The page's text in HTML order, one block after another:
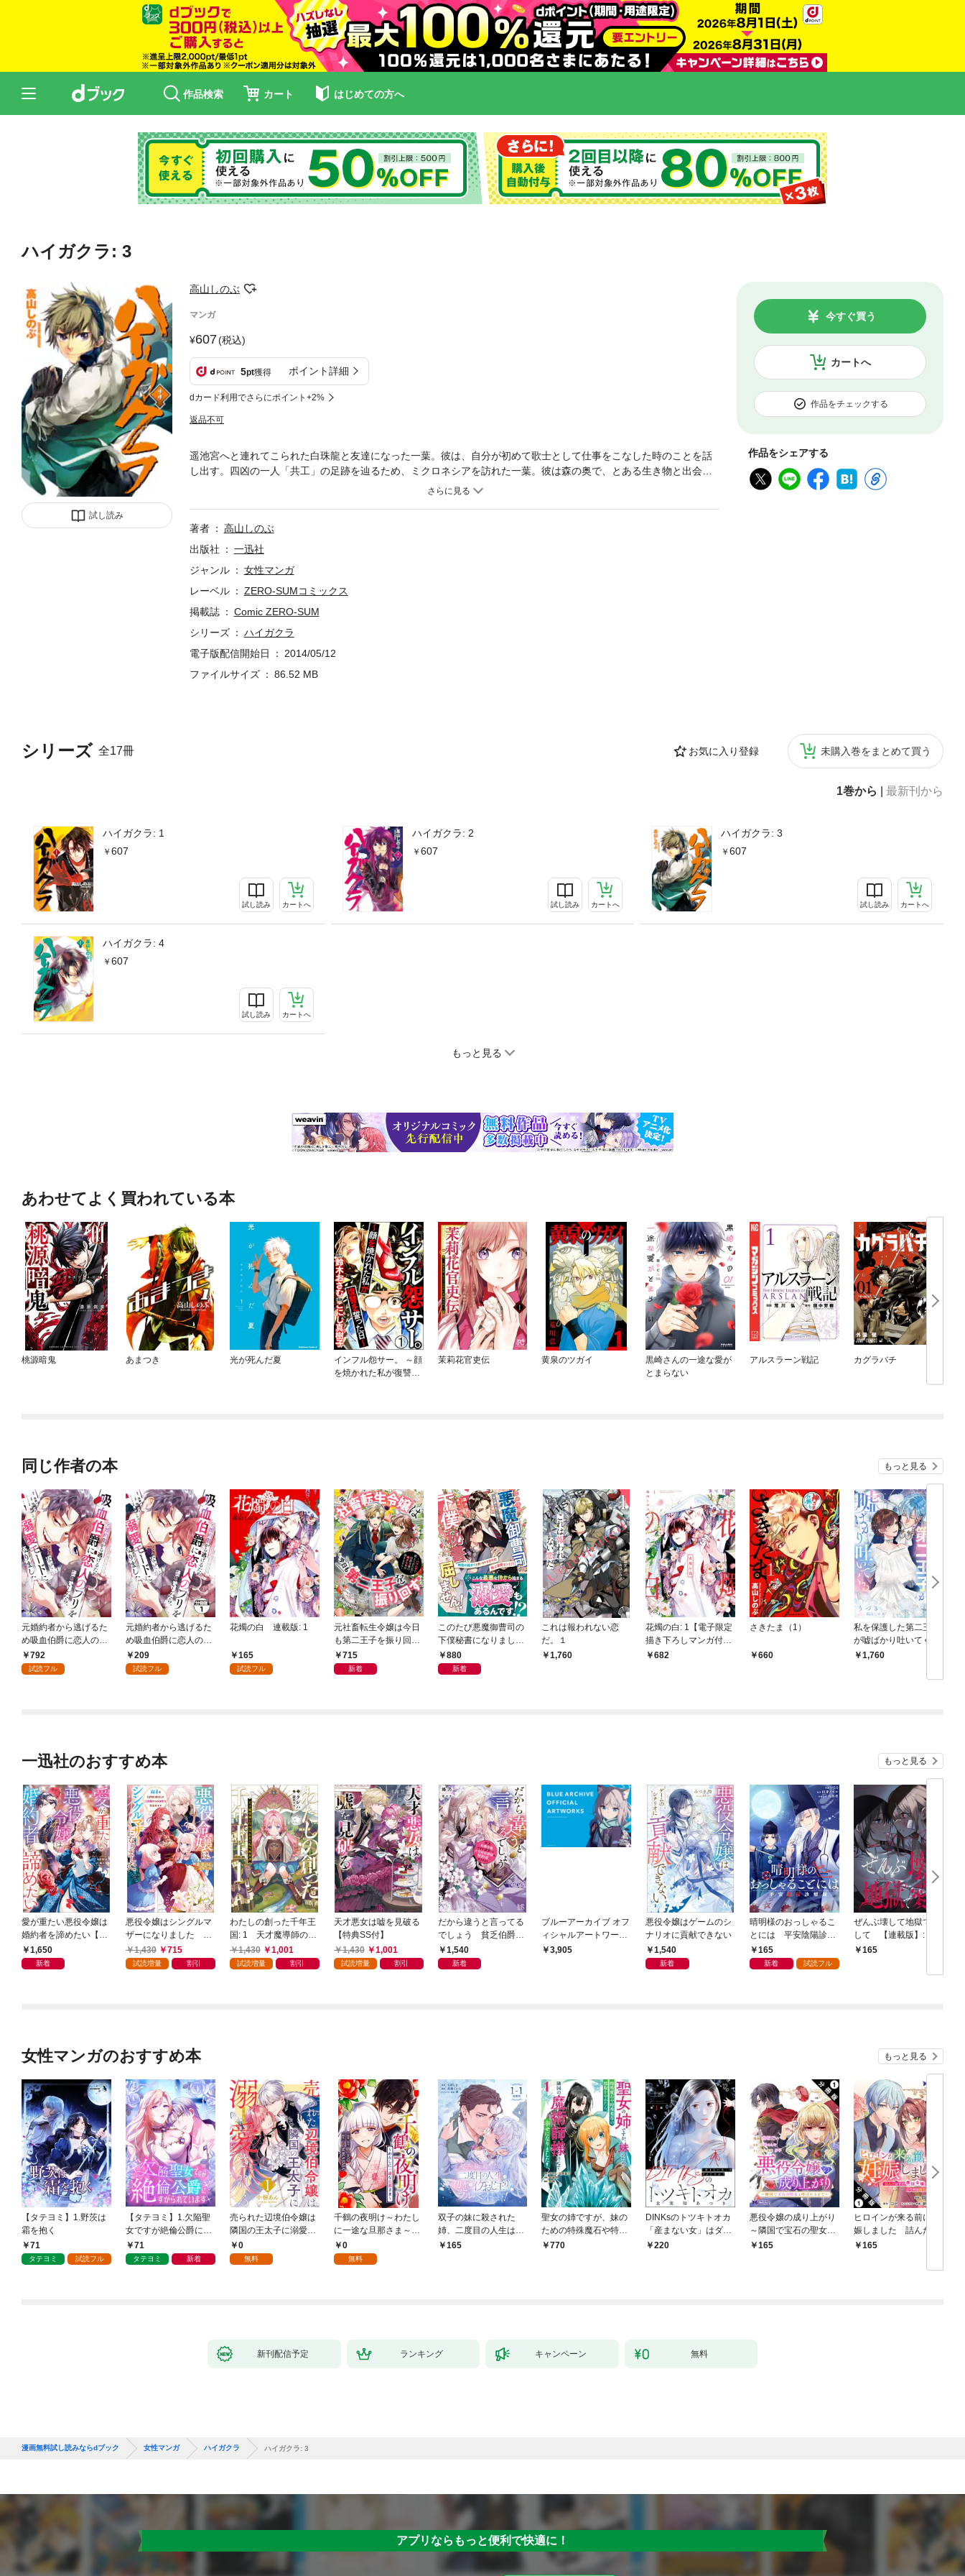
作品検索 カート はじめての方へ
ハイガクラ: 3
試し読み
高山しのぶ
マンガ
607(税込)
5pt獲得 ポイント詳細
dカード利用でさらにポイント+2%
返品不可
カートへ
今すぐ買う
作品をチェックする
作品をシェアする
シリーズ 全17冊 お気に入り登録 未購入巻をまとめて買う
1巻から 最新刊から
ハイガクラ: 1
607
試し読み カートへ
ハイガクラ: 2
607
試し読み カートへ
ハイガクラ: 3
607
試し読み カートへ
ハイガクラ: 4
607
試し読み カートへ
もっと見る
遥池宮へと連れてこられた白珠龍と友達になった一葉。彼は、自分が初めて歌士として仕事をこなした時のことを話
し出す。四凶の一人「共工」の足跡を辿るため、ミクロネシアを訪れた一葉。彼は森の奥で、とある生き物と出会
著者
高山しのぶ
出版社
一迅社
ジャンル
女性マンガ
レーベル
ZERO-SUMコミックス
掲載誌
Comic ZERO-SUM
シリーズ
ハイガクラ
電子版配信開始日
2014/05/12
ファイルサイズ
86.52 MB
あわせてよく買われている本
桃源暗鬼 あまつき 光が死んだ夏
インフル怨サー。 ～顔
を焼かれた私が復讐を
茉莉花官吏伝 黄泉のツガイ
黒崎さんの一途な愛が
とまらない
アルスラーン戦記 カグラバチ
同じ作者の本 もっと見る
元婚約者から逃げるた
め吸血伯爵に恋人のフ
リをお願いしたら、な
ぜか溺愛モードになり
792
試読フル
元婚約者から逃げるた
め吸血伯爵に恋人のフ
リをお願いしたら、な
ぜか溺愛モードになり
209
試読フル
花燭の白 連載版: 1
165
試読フル
元社畜転生令嬢は今日
も第二王子を振り回す
～パワハラで鍛えられ
た私に、侯爵令嬢の嫌
715
新着
このたび悪魔御曹司の
下僕秘書になりました
が屈しません！～地獄
のはじまりと思いきや
880
新着
これは報われない恋
だ。１
1,760
花燭の白: 1【電子限定
描き下ろしマンガ付
き】
682
さきたま（1）
660
私を保護した第二王子
が嘘ばかり吐いてくる
1,760
一迅社のおすすめ本 もっと見る
愛が重たい悪役令嬢は
婚約者を諦めたい【特
典SS付】
1,650
新着
悪役令嬢はシングルマ
ザーになりました 双
子を引き取りましたが
公爵様からの溺愛は想
1,430 715
試読増量 割引
わたしの創った千年王
国: 1 天才魔導師の自
由気ままな転生無双譚
【特典SS付】
1,430 1,001
試読増量 割引
天才悪女は嘘を見破る
【特典SS付】
1,430
1,001
試読増量 割引
だから違うと言ってる
でしょう 貧乏伯爵令
嬢ですが訳あって大富
豪侯爵様の契約妻にな
1,540
新着
ブルーアーカイブ オフ
ィシャルアートワーク
ス3,905
悪役令嬢はゲームのシ
ナリオに貢献できない
1,540
新着
晴明様のおっしゃるこ
とには 平安陰陽診療
録 【連載版】: 1
165
新着 試読フル
ぜんぶ壊して地獄で愛
して 【連載版】: 1
165
女性マンガのおすすめ本 もっと見る
【タテヨミ】1.野茨は
霜を抱く
71
タテヨミ 試読フル
【タテヨミ】1.欠陥聖
女ですが絶倫公爵にす
がられています
71
タテヨミ 新着
売られた辺境伯令嬢は
隣国の王太子に溺愛さ
れる 1
0
無料
千鶴の夜明け～わたし
に一途な旦那さま～
【分冊版】 1話「北条
家の生贄（１）」
0
無料
双子の妹に殺された
姉、二度目の人生は初
恋のイケおじ王弟にフ
165
聖女の姉ですが、妹の
ための特殊魔石や特殊
薬草の採取をやめた
770
DINKsのトツキトオカ
「産まない女」はダメ
ですか？（分冊版）
220
悪役令嬢の成り上がり
～隣国で宝石の聖女と
呼ばれるまで～（コミ
165
ヒロインが来る前に妊
娠しました 詰んだは
ずの悪役令嬢ですが、
（コミック） 分冊版 1
165
新刊配信予定 ランキング キャンペーン 無料
漫画無料試し読みならdブック 女性マンガ ハイガクラ ハイガクラ: 3
アプリならもっと便利で快適に！